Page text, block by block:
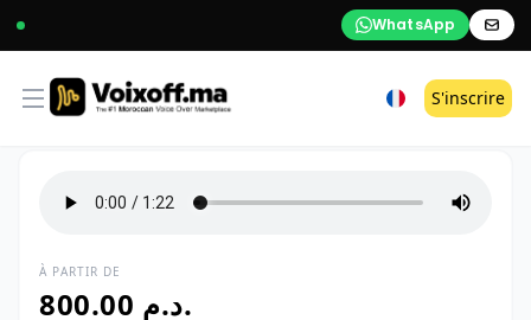
WhatsApp
Open menu S'inscrire
À PARTIR DE
800.00 د.م.